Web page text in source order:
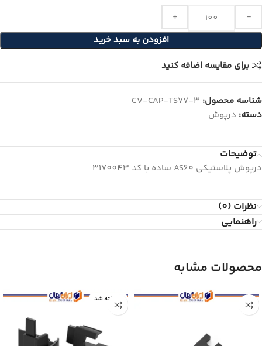
افزودن به سبد خرید
برای مقایسه اضافه کنید
شناسه محصول: CV-CAP-TS77-3
دسته: درپوش
توضیحات
درپوش پلاستيكي AS60 ساده با کد 3170043
نظرات (0)
راهنمایی
محصولات مشابه
فروخته شد